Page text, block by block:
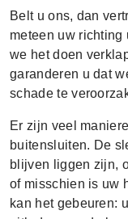
Belt u ons, dan
meteen uw
we het doen
garanderen u dat
schade te
Er zijn veel
buitensluiten. De
blijven liggen zijn,
of misschien is uw
kan het gebeuren: